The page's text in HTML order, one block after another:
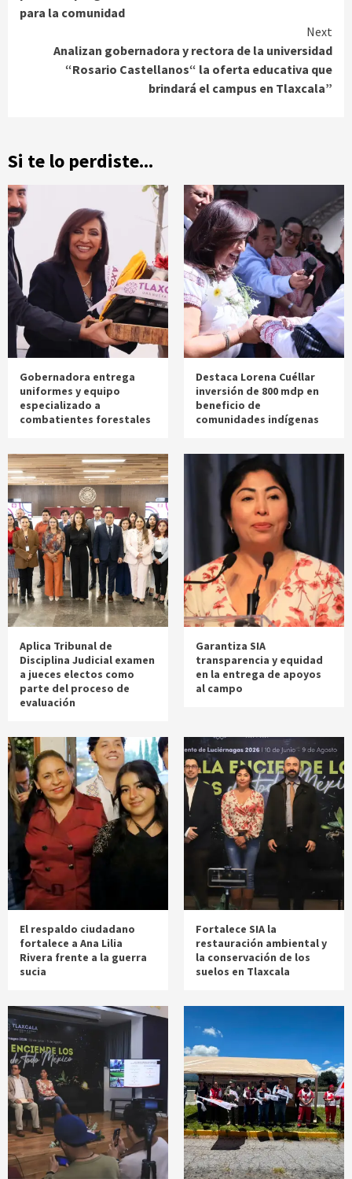
para la comunidad
Next
Analizan gobernadora y rectora de la universidad
“Rosario Castellanos“ la oferta educativa que
brindará el campus en Tlaxcala”
Si te lo perdiste...
Gobernadora entrega
uniformes y equipo
especializado a
combatientes forestales
Destaca Lorena Cuéllar
inversión de 800 mdp en
beneficio de
comunidades indígenas
Aplica Tribunal de
Disciplina Judicial examen
a jueces electos como
parte del proceso de
evaluación
Garantiza SIA
transparencia y equidad
en la entrega de apoyos
al campo
El respaldo ciudadano
fortalece a Ana Lilia
Rivera frente a la guerra
sucia
Fortalece SIA la
restauración ambiental y
la conservación de los
suelos en Tlaxcala